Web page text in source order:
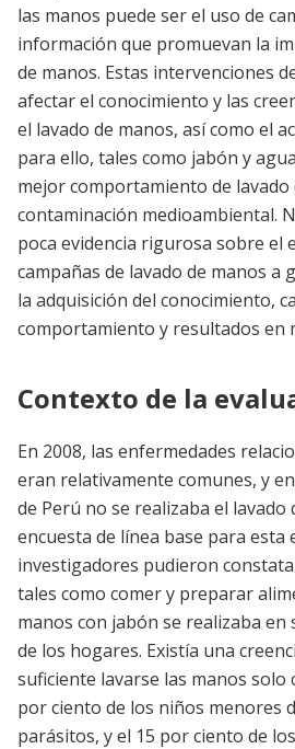
las manos puede ser el uso de
información que promuevan la
de manos. Estas intervenciones
afectar el conocimiento y las
el lavado de manos, así como el
para ello, tales como jabón y
mejor comportamiento de
contaminación medioambiental.
poca evidencia rigurosa sobre el
campañas de lavado de manos a
la adquisición del conocimiento,
comportamiento y resultados en
Contexto de la
En 2008, las enfermedades
eran relativamente comunes, y
de Perú no se realizaba el lavado
encuesta de línea base para esta
investigadores pudieron
tales como comer y preparar
manos con jabón se realizaba en
de los hogares. Existía una
suficiente lavarse las manos solo
por ciento de los niños menores
parásitos, y el 15 por ciento de